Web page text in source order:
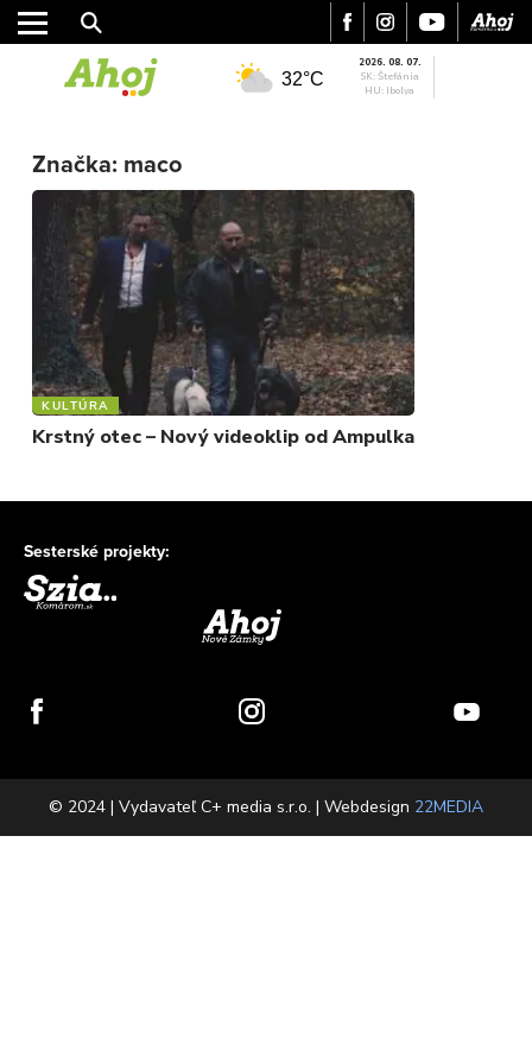
ŠPORT
KULTÚRA
FOTKY
VIDEO
MIX
32°C
2026. 08. 07.
SK: Štefánia
HU: Ibolya
Značka: maco
KULTÚRA
Krstný otec – Nový videoklip od Ampulka
Sesterské projekty:
© 2024 | Vydavateľ C+ media s.r.o. | Webdesign 22MEDIA